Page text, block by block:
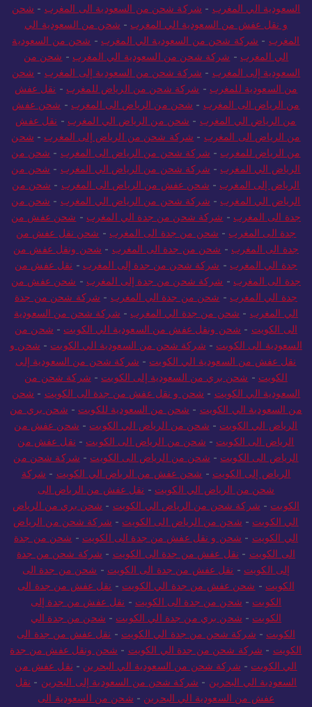
السعودية الي المغرب - شركة شحن من السعودية الى المغرب - شحن
و نقل عفش من السعودية الي المغرب - شحن من السعودية الي
المغرب - شركة شحن من السعودية الي المغرب - شحن من السعودية
الي المغرب - شركة شحن من السعودية الي المغرب - شحن من
السعودية إلى المغرب - شركة شحن من السعودية إلى المغرب - شحن
من السعودية للمغرب - شركة شحن من الرياض للمغرب - نقل عفش
من الرياض الى المغرب - شحن من الرياض الى المغرب - شحن عفش
من الرياض الي المغرب - شحن من الرياض الي المغرب - نقل عفش
من الرياض الى المغرب - شركة شحن من الرياض إلى المغرب - شحن
من الرياض للمغرب - شركة شحن من الرياض الى المغرب - شحن من
الرياض الي المغرب - شركة شحن من الرياض الي المغرب - شحن من
الرياض إلى المغرب - شحن عفش من الرياض الى المغرب - شحن من
الرياض الي المغرب - شركة شحن من الرياض الي المغرب - شحن من
جدة الى المغرب - شركة شحن من جدة الي المغرب - شحن عفش من
جدة الى المغرب - شحن من جدة الى المغرب - شحن نقل عفش من
جدة الى المغرب - شحن من جدة الى المغرب - شحن ونقل عفش من
جدة الي المغرب - شركة شحن من جدة إلى المغرب - نقل عفش من
جدة الى المغرب - شركة شحن من جدة إلى المغرب - شحن عفش من
جدة الي المغرب - شحن من جدة الي المغرب - شركة شحن من جدة
الي المغرب - شحن من جدة الي المغرب - شركة شحن من السعودية
الى الكويت - شحن ونقل عفش من السعودية الي الكويت - شحن من
السعودية الى الكويت - شركة شحن من السعودية الي الكويت - شحن و
نقل عفش من السعودية الي الكويت - شركة شحن من السعودية إلى
الكويت - شحن بري من السعودية إلى الكويت - شركة شحن من
السعودية الي الكويت - شحن و نقل عفش من جدة الى الكويت - شحن
من السعودية الي الكويت - شحن من السعودية للكويت - شحن بري من
الرياض الي الكويت - شحن من الرياض الي الكويت - شحن عفش من
الرياض الى الكويت - شحن من الرياض الى الكويت - نقل عفش من
الرياض الى الكويت - شحن من الرياض الى الكويت - شركة شحن من
الرياض إلى الكويت - شحن عفش من الرياض الي الكويت - شركة
شحن من الرياض الي الكويت - نقل عفش من الرياض الى
الكويت - شركة شحن من الرياض الي الكويت - شحن بري من الرياض
الي الكويت - شحن من الرياض الى الكويت - شركة شحن من الرياض
الي الكويت - شحن و نقل عفش من جدة الى الكويت - شحن من جدة
الى الكويت - نقل عفش من جدة الى الكويت - شركة شحن من جدة
إلى الكويت - نقل عفش من جدة الى الكويت - شحن من جدة الى
الكويت - شحن عفش من جدة الي الكويت - نقل عفش من جدة الى
الكويت - شحن من جدة الى الكويت - نقل عفش من جدة إلى
الكويت - شحن بري من جدة الي الكويت - شحن من جدة الي
الكويت - شركة شحن من جدة الي الكويت - نقل عفش من جدة الى
الكويت - شركة شحن من جدة الي الكويت - شحن ونقل عفش من جدة
الي الكويت - شركة شحن من السعودية الي البحرين - نقل عفش من
السعودية الي البحرين - شركة شحن من السعودية إلى البحرين - نقل
عفش من السعودية الي البحرين - شحن من السعودية الى